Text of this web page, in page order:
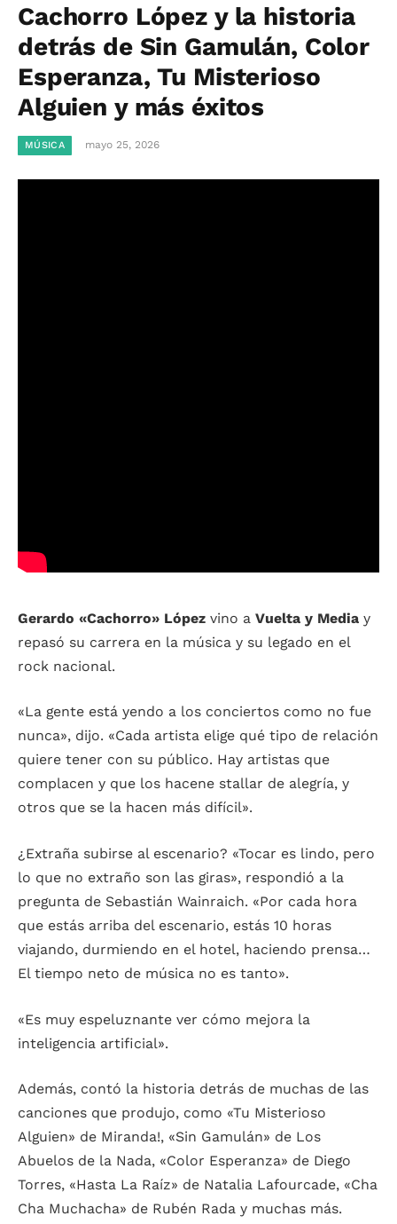
Cachorro López y la historia
detrás de Sin Gamulán, Color
Esperanza, Tu Misterioso
Alguien y más éxitos
MÚSICA mayo 25, 2026
Gerardo «Cachorro» López vino a Vuelta y Media y
repasó su carrera en la música y su legado en el
rock nacional.
«La gente está yendo a los conciertos como no fue
nunca», dijo. «Cada artista elige qué tipo de relación
quiere tener con su público. Hay artistas que
complacen y que los hacene stallar de alegría, y
otros que se la hacen más difícil».
¿Extraña subirse al escenario? «Tocar es lindo, pero
lo que no extraño son las giras», respondió a la
pregunta de Sebastián Wainraich. «Por cada hora
que estás arriba del escenario, estás 10 horas
viajando, durmiendo en el hotel, haciendo prensa…
El tiempo neto de música no es tanto».
«Es muy espeluznante ver cómo mejora la
inteligencia artificial».
Además, contó la historia detrás de muchas de las
canciones que produjo, como «Tu Misterioso
Alguien» de Miranda!, «Sin Gamulán» de Los
Abuelos de la Nada, «Color Esperanza» de Diego
Torres, «Hasta La Raíz» de Natalia Lafourcade, «Cha
Cha Muchacha» de Rubén Rada y muchas más.